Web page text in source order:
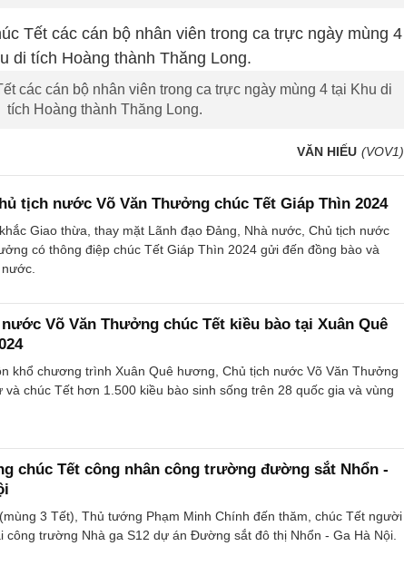
các cán bộ nhân viên trong ca trực ngày mùng 4 tại Khu di
tích Hoàng thành Thăng Long.
VĂN HIẾU (VOV1)
tịch nước Võ Văn Thưởng chúc Tết Giáp Thìn 2024
Giao thừa, thay mặt Lãnh đạo Đảng, Nhà nước, Chủ tịch nước
có thông điệp chúc Tết Giáp Thìn 2024 gửi đến đồng bào và
Võ Văn Thưởng chúc Tết kiều bào tại Xuân Quê
khổ chương trình Xuân Quê hương, Chủ tịch nước Võ Văn Thưởng
và chúc Tết hơn 1.500 kiều bào sinh sống trên 28 quốc gia và vùng
chúc Tết công nhân công trường đường sắt Nhổn -
3 Tết), Thủ tướng Phạm Minh Chính đến thăm, chúc Tết người
công trường Nhà ga S12 dự án Đường sắt đô thị Nhổn - Ga Hà Nội.